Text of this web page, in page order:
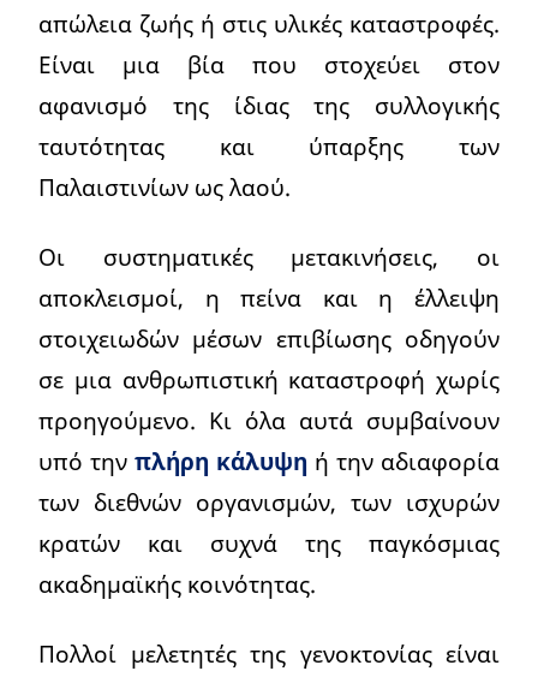
απώλεια ζωής ή στις υλικές καταστροφές.
Είναι μια βία που στοχεύει στον
αφανισμό της ίδιας της συλλογικής
ταυτότητας και ύπαρξης των
Παλαιστινίων ως λαού.
Οι συστηματικές μετακινήσεις, οι
αποκλεισμοί, η πείνα και η έλλειψη
στοιχειωδών μέσων επιβίωσης οδηγούν
σε μια ανθρωπιστική καταστροφή χωρίς
προηγούμενο. Κι όλα αυτά συμβαίνουν
υπό την πλήρη κάλυψη ή την αδιαφορία
των διεθνών οργανισμών, των ισχυρών
κρατών και συχνά της παγκόσμιας
ακαδημαϊκής κοινότητας.
Πολλοί μελετητές της γενοκτονίας είναι